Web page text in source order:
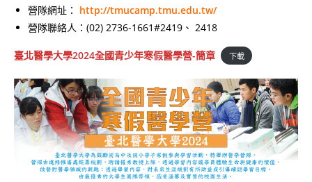
營隊網址： http://tmucamp.tmu.edu.tw/
營隊聯絡人：(02) 2736-1661#2419、 2418
臺北醫學大學2024全國青少年寒假醫學營-簡章 下載